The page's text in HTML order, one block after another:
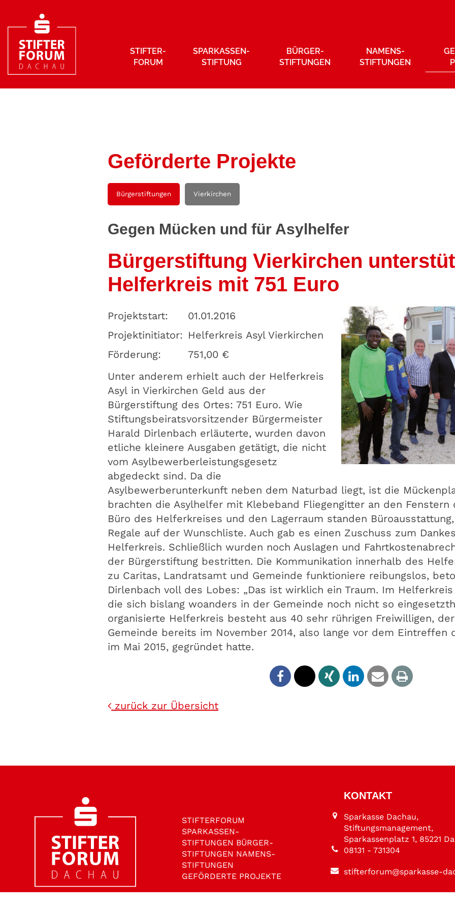
STIFTER­
FORUM
SPARKASSEN­
STIFTUNG
BÜRGER­
STIFTUNGEN
NAMENS­
STIFTUNGEN
Geförderte Projekte
Bürgerstiftungen Vierkirchen
Gegen Mücken und für Asylhelfer
Bürgerstiftung Vierkirchen
Helferkreis mit 751 Euro
Projektstart:
01.01.2016
Projektinitiator: Helferkreis Asyl Vierkirchen
Förderung:
751,00 €
Unter anderem erhielt auch der Helferkreis
Asyl in Vierkirchen Geld aus der
Bürgerstiftung des Ortes: 751 Euro. Wie
Stiftungsbeiratsvorsitzender Bürgermeister
Harald Dirlenbach erläuterte, wurden davon
etliche kleinere Ausgaben getätigt, die nicht
vom Asylbewerberleistungsgesetz
abgedeckt sind. Da die
Asylbewerberunterkunft neben dem Naturbad liegt, ist die
brachten die Asylhelfer mit Klebeband Fliegengitter an den Fenstern
Büro des Helferkreises und den Lagerraum standen
Regale auf der Wunschliste. Auch gab es einen Zuschuss zum
Helferkreis. Schließlich wurden noch Auslagen und
der Bürgerstiftung bestritten. Die Kommunikation innerhalb des
zu Caritas, Landratsamt und Gemeinde funktioniere reibungslos,
Dirlenbach voll des Lobes: „Das ist wirklich ein Traum. Im
die sich bislang woanders in der Gemeinde noch nicht so
organisierte Helferkreis besteht aus 40 sehr rührigen Freiwilligen,
Gemeinde bereits im November 2014, also lange vor dem Eintreffen
im Mai 2015, gegründet hatte.
zurück zur Übersicht
STIFTER­FORUM
SPARKASSEN­
STIFTUNGEN BÜRGER­
STIFTUNGEN NAMENS­
STIFTUNGEN
GEFÖRDERTE PROJEKTE
KONTAKT
Sparkasse Dachau,
Stiftungsmanagement,
Sparkassenplatz 1, 85221
08131 - 731304
stifterforum@sparkasse-